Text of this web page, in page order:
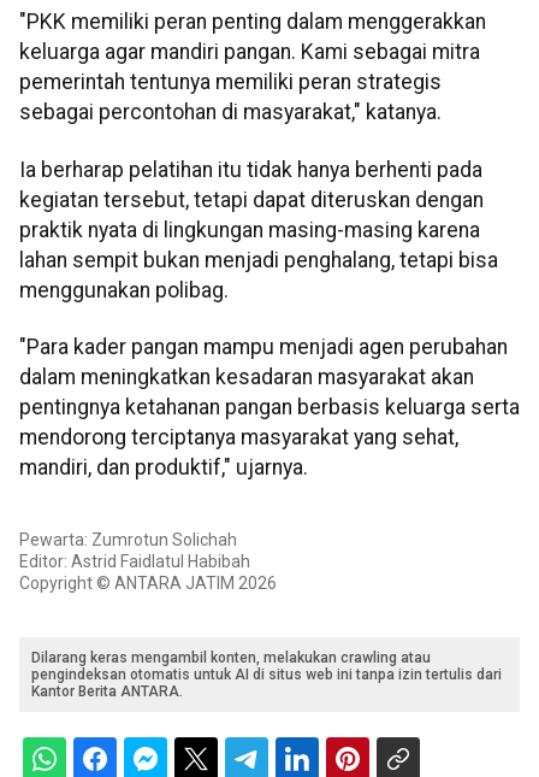
"PKK memiliki peran penting dalam menggerakkan
keluarga agar mandiri pangan. Kami sebagai mitra
pemerintah tentunya memiliki peran strategis
sebagai percontohan di masyarakat," katanya.
Ia berharap pelatihan itu tidak hanya berhenti pada
kegiatan tersebut, tetapi dapat diteruskan dengan
praktik nyata di lingkungan masing-masing karena
lahan sempit bukan menjadi penghalang, tetapi bisa
menggunakan polibag.
"Para kader pangan mampu menjadi agen perubahan
dalam meningkatkan kesadaran masyarakat akan
pentingnya ketahanan pangan berbasis keluarga serta
mendorong terciptanya masyarakat yang sehat,
mandiri, dan produktif," ujarnya.
Pewarta: Zumrotun Solichah
Editor: Astrid Faidlatul Habibah
Copyright © ANTARA JATIM 2026
Dilarang keras mengambil konten, melakukan crawling atau
pengindeksan otomatis untuk AI di situs web ini tanpa izin tertulis dari
Kantor Berita ANTARA.